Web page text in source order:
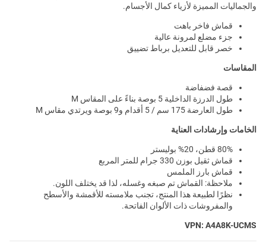
والجماليات المميزة لأزياء كمال الأجسام.
قماش فاخر باهت
جزء مضلع لمرونة عالية
خصر قابل للتعديل برباط تضييق
المقاسات
قصة فضفاضة
طول الدرزة الداخلية 5 بوصة بناءً على المقاس M
طول العارضة 175 سم / 5 أقدام و9 بوصة ويرتدي مقاس M
الخامات وإرشادات العناية
80% قطن، 20% بوليستر
قماش ثقيل بوزن 330 جرام للمتر المربع
قماش بارز الملمس
ملاحظة: القماش تم صبغه وغسله، لذا قد يختلف اللون.
نظرًا لطبيعة هذا المنتج، تجنب ملامسته للأقمشة والأسطح
والمفروشات ذات الألوان الفاتحة.
VPN: A4A8K-UCMS